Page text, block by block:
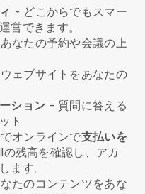
- どこからでもスマー
営できます。
なたの予約や会議の上
ェブサイトをあなたの
ション - 質問に答える
ト
オンラインで支払いを
残高を確認し、アカ
ます。
たのコンテンツをあな